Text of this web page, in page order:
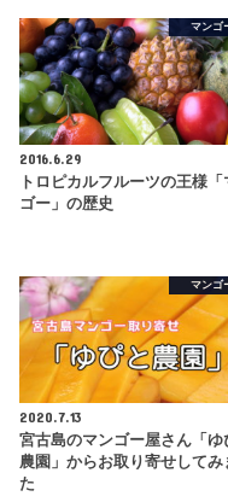
マンゴ
2016.6.29
トロピカルフルーツの王様「
ゴー」の歴史
マンゴ
2020.7.13
宮古島のマンゴー屋さん「ゆ
農園」からお取り寄せしてみ
た